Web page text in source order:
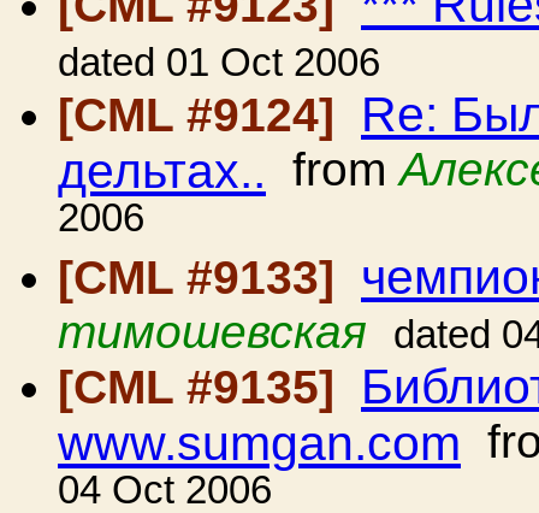
dated 01 Oct 2006
[CML #9124] Re:
дельтах.. from
2006
[CML #9133]
тимошевская dated
[CML #9135]
www.sumgan.com
04 Oct 2006